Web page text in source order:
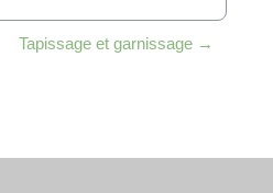
Tapissage et garnissage →